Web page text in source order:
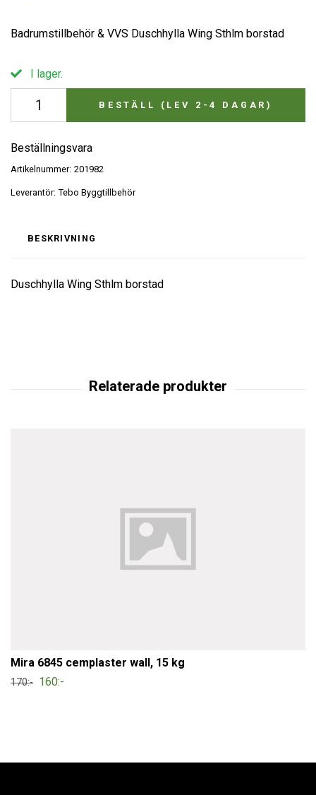
Badrumstillbehör & VVS Duschhylla Wing Sthlm borstad
I lager.
BESTÄLL (LEV 2-4 DAGAR)
Beställningsvara
Artikelnummer: 201982
Leverantör: Tebo Byggtillbehör
BESKRIVNING
Duschhylla Wing Sthlm borstad
Mira 6845 cemplaster wall, 15 kg
170:- 160:-